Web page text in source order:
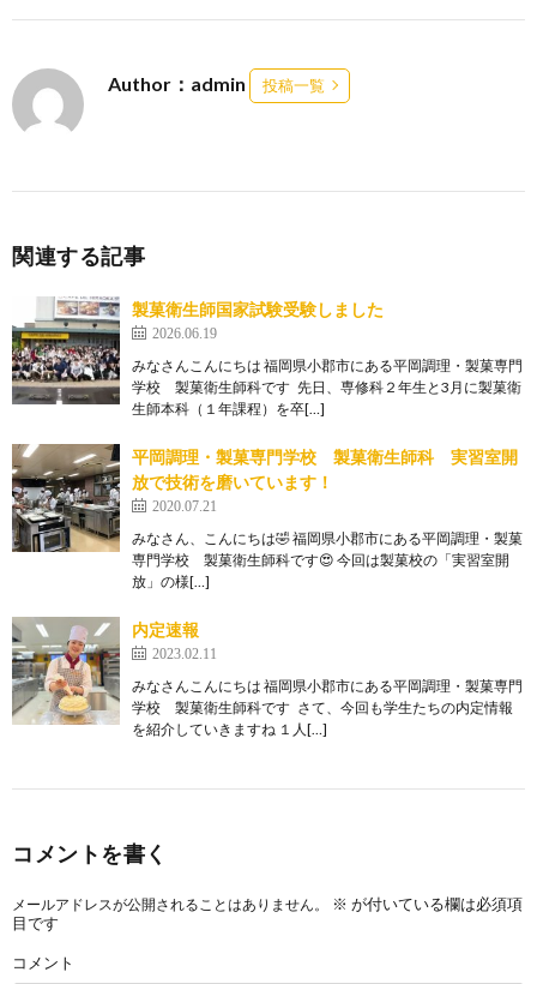
Author：admin 投稿一覧
関連する記事
製菓衛生師国家試験受験しました
2026.06.19
みなさんこんにちは 福岡県小郡市にある平岡調理・製菓専門
学校 製菓衛生師科です 先日、専修科２年生と3月に製菓衛
生師本科（１年課程）を卒[…]
平岡調理・製菓専門学校 製菓衛生師科 実習室開
放で技術を磨いています！
2020.07.21
みなさん、こんにちは🤣 福岡県小郡市にある平岡調理・製菓
専門学校 製菓衛生師科です😍 今回は製菓校の「実習室開
放」の様[…]
内定速報
2023.02.11
みなさんこんにちは 福岡県小郡市にある平岡調理・製菓専門
学校 製菓衛生師科です さて、今回も学生たちの内定情報
を紹介していきますね １人[…]
コメントを書く
メールアドレスが公開されることはありません。 ※ が付いている欄は必須項
目です
コメント